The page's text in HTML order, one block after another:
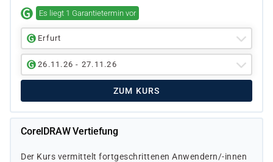
Es liegt 1 Garantietermin vor
Erfurt
26.11.26 - 27.11.26
ZUM KURS
CorelDRAW Vertiefung
Der Kurs vermittelt fortgeschrittenen Anwendern/-innen